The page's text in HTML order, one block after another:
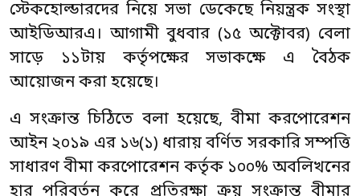
স্টেকহোল্ডারদের নিয়ে সভা ডেকেছে নিয়ন্ত্রক সংস্থা
আইডিআরএ। আগামী বুধবার (১৫ অক্টোবর) বেলা
সাড়ে ১১টায় কর্তৃপক্ষের সভাকক্ষে এ বৈঠক
আয়োজন করা হয়েছে।
এ সংক্রান্ত চিঠিতে বলা হয়েছে, বীমা করপোরেশন
আইন ২০১৯ এর ১৬(১) ধারায় বর্ণিত সরকারি সম্পত্তি
সাধারণ বীমা করপোরেশন কর্তৃক ১০০% অবলিখনের